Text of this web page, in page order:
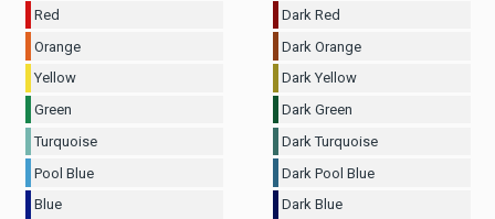
Red
Orange
Yellow
Green
Turquoise
Pool Blue
Blue
Dark Red
Dark Orange
Dark Yellow
Dark Green
Dark Turquoise
Dark Pool Blue
Dark Blue